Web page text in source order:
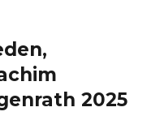
2025